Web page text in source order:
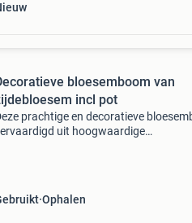
bloesemboom van
incl pot
prachtige en decoratieve
uit hoogwaardige
Ophalen